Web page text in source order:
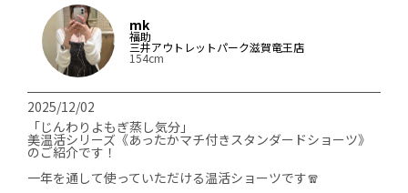
mk
福助
三井アウトレットパーク滋賀竜王店
154cm
2025/12/02
「じんわりよもぎ蒸し気分」
美温活シリーズ《あったかマチ付きスタンダードショーツ》
のご紹介です！
一年を通して使っていただける温活ショーツです🧣